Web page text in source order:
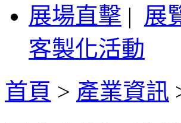
展場直擊 | 展
客製化活動
首頁 > 產業資訊